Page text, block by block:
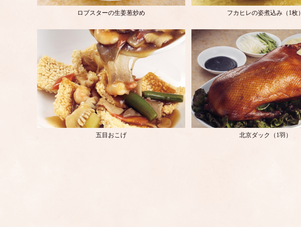
ロブスターの生姜葱炒め フカヒレの姿煮込み（1枚）
五目おこげ 北京ダック（1羽）